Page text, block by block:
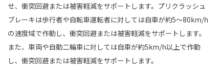
せ、衝突回避または被害軽減をサポートします。プリクラッシュ
ブレーキは歩行者や自転車運転者に対しては自車が約5〜80km/h
の速度域で作動し、衝突回避または被害軽減をサポートします。
また、車両や自動二輪車に対しては自車が約5km/h以上で作動
し、衝突回避または被害軽減をサポートします。